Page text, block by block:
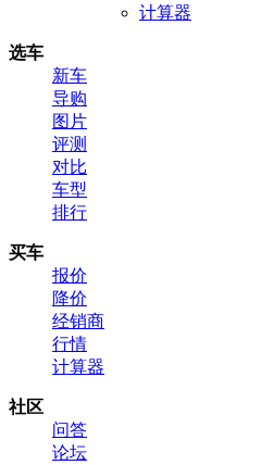
计算器
选车
新车
导购
图片
评测
对比
车型
排行
买车
报价
降价
经销商
行情
计算器
社区
问答
论坛